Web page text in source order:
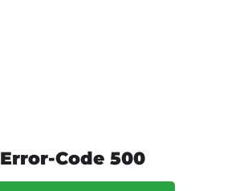
Error-Code 500